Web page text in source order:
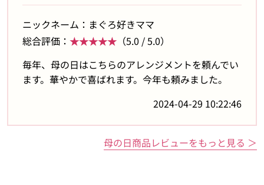
ニックネーム：まぐろ好きママ
総合評価： ★★★★★（5.0 / 5.0）
毎年、母の日はこちらのアレンジメントを頼んでい
ます。華やかで喜ばれます。今年も頼みました。
2024-04-29 10:22:46
母の日商品レビューをもっと見る ＞